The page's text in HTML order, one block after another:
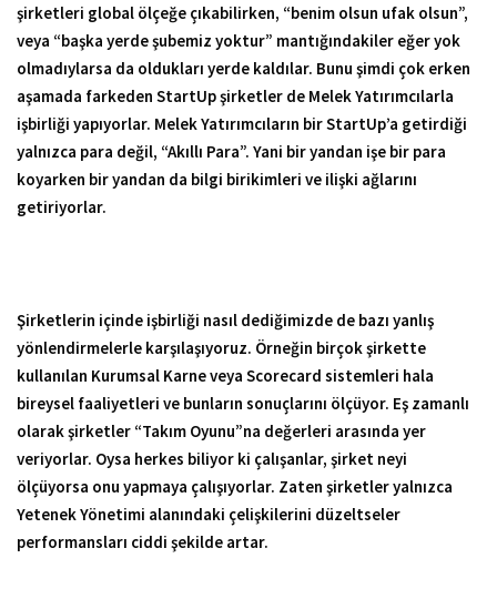
şirketleri global ölçeğe çıkabilirken, “benim olsun ufak olsun”,
veya “başka yerde şubemiz yoktur” mantığındakiler eğer yok
olmadıylarsa da oldukları yerde kaldılar. Bunu şimdi çok erken
aşamada farkeden StartUp şirketler de Melek Yatırımcılarla
işbirliği yapıyorlar. Melek Yatırımcıların bir StartUp’a getirdiği
yalnızca para değil, “Akıllı Para”. Yani bir yandan işe bir para
koyarken bir yandan da bilgi birikimleri ve ilişki ağlarını
getiriyorlar.
Şirketlerin içinde işbirliği nasıl dediğimizde de bazı yanlış
yönlendirmelerle karşılaşıyoruz. Örneğin birçok şirkette
kullanılan Kurumsal Karne veya Scorecard sistemleri hala
bireysel faaliyetleri ve bunların sonuçlarını ölçüyor. Eş zamanlı
olarak şirketler “Takım Oyunu”na değerleri arasında yer
veriyorlar. Oysa herkes biliyor ki çalışanlar, şirket neyi
ölçüyorsa onu yapmaya çalışıyorlar. Zaten şirketler yalnızca
Yetenek Yönetimi alanındaki çelişkilerini düzeltseler
performansları ciddi şekilde artar.